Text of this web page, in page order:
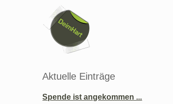
Seitenleiste
Aktuelle Einträge
Spende ist angekommen ...